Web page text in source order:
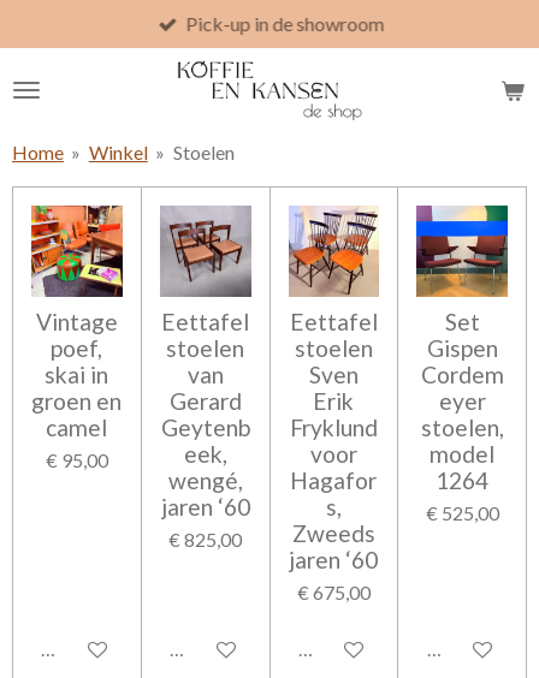
direct
naar
Pick-up in de showroom
Home » Winkel » Stoelen
Vintage
poef,
skai in
groen en
camel
€ 95,00
In winkelwagen
Eettafel
stoelen
van
Gerard
Geytenb
eek,
wengé,
jaren ‘60
€ 825,00
In winkelwagen
Eettafel
stoelen
Sven
Erik
Fryklund
voor
Hagafor
s,
Zweeds
jaren ‘60
€ 675,00
In winkelwagen
Set
Gispen
Cordem
eyer
stoelen,
model
1264
€ 525,00
In